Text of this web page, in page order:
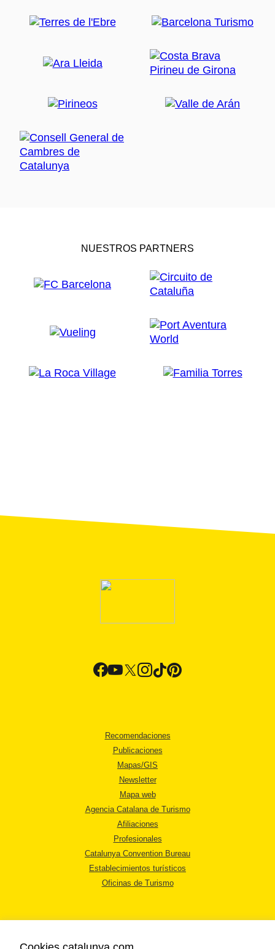
NUESTROS PARTNERS
Recomendaciones
Publicaciones
Mapas/GIS
Newsletter
Mapa web
Agencia Catalana de Turismo
Afiliaciones
Profesionales
Catalunya Convention Bureau
Establecimientos turísticos
Oficinas de Turismo